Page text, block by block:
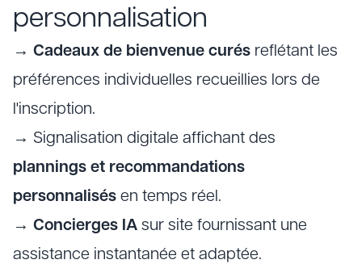
personnalisation
→ Cadeaux de bienvenue curés reflétant les
préférences individuelles recueillies lors de
l'inscription.
→ Signalisation digitale affichant des
plannings et recommandations
personnalisés en temps réel.
→ Concierges IA sur site fournissant une
assistance instantanée et adaptée.